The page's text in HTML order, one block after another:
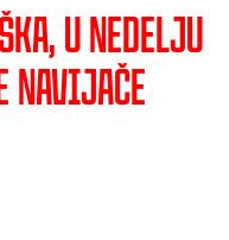
u nedelju
navijače